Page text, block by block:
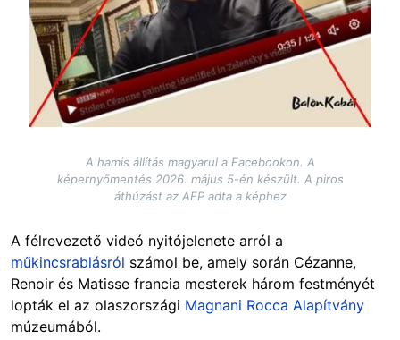
A hamis állítás magyarul a Facebookon. A
képernyőmentés 2026. május 5-én készült. A piros
áthúzást az AFP adta a képhez
A félrevezető videó nyitójelenete arról a
műkincsrablásról számol be, amely során Cézanne,
Renoir és Matisse francia mesterek három festményét
lopták el az olaszországi Magnani Rocca Alapítvány
múzeumából.